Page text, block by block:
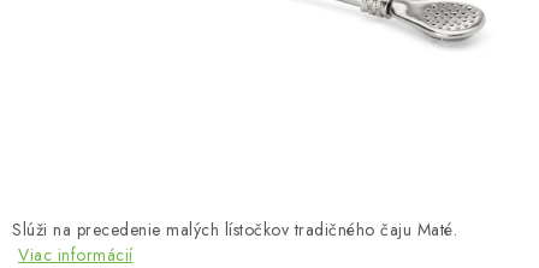
Prečo Botanic?
Kontakty
Slúži na precedenie malých lístočkov tradičného čaju Maté.
Viac informácií